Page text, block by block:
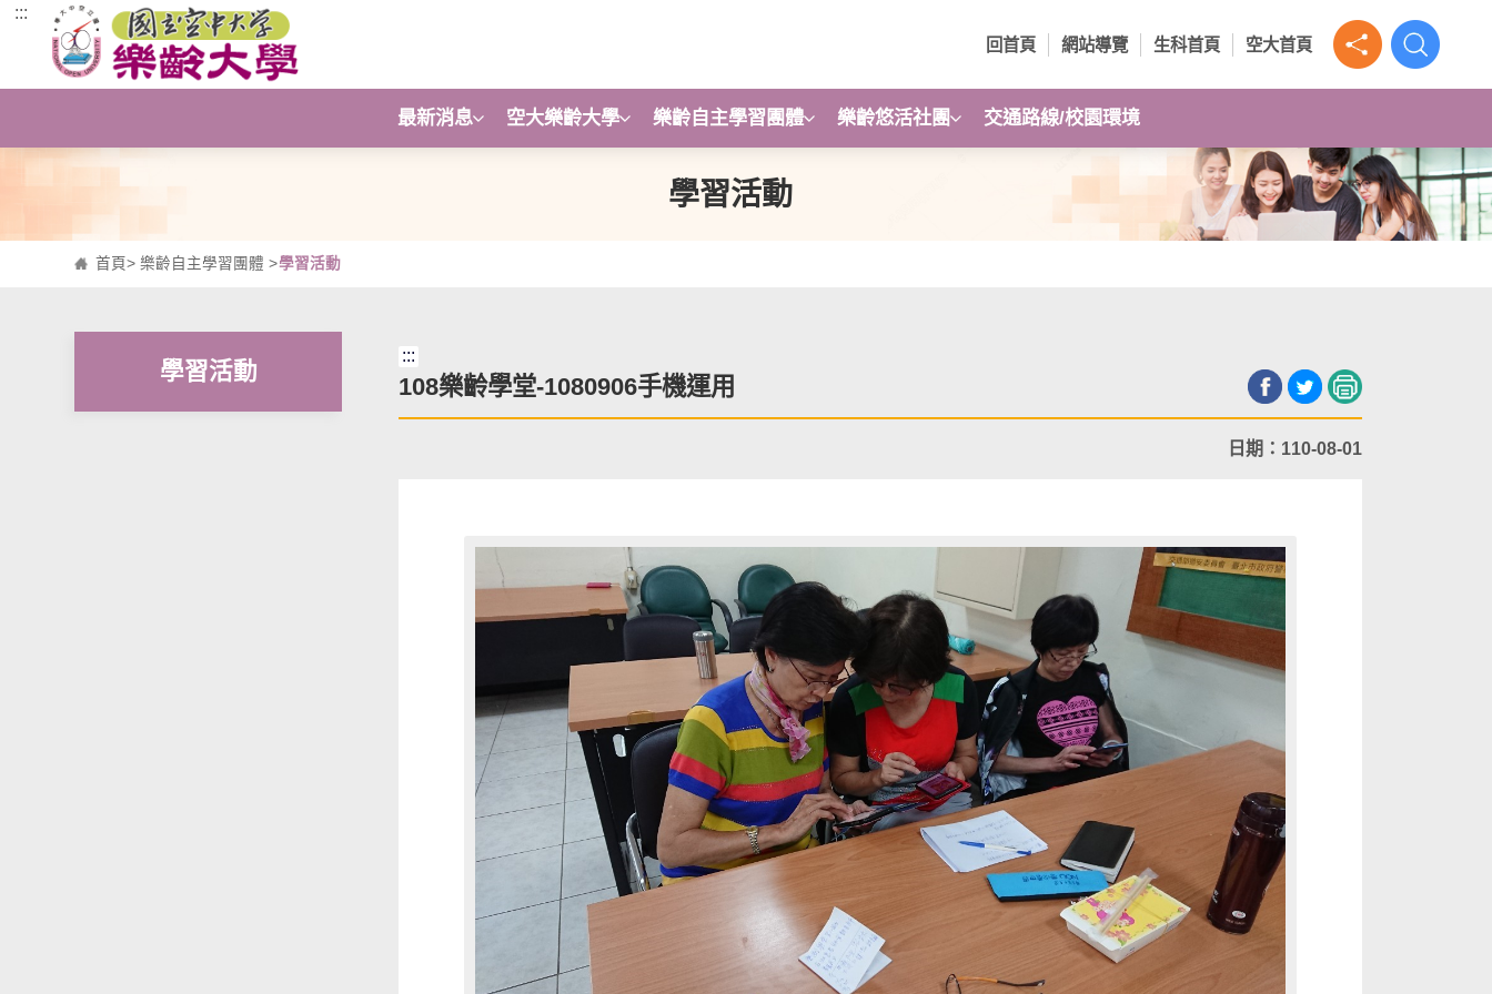
跳到主要內容區塊
:::
回首頁
網站導覽 生科首頁 空大首頁
最新消息 空大樂齡大學 樂齡自主學習團體 樂齡悠活社團 交通路線/校園環境
學習活動
首頁>樂齡自主學習團體 >學習活動
學習活動
:::
108樂齡學堂-1080906手機運用
日期：110-08-01